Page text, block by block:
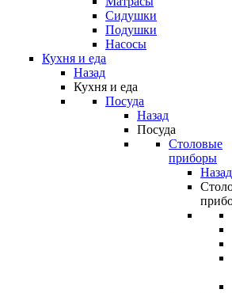
Сидушки
Подушки
Насосы
Кухня и еда
Назад
Кухня и еда
Посуда
Назад
Посуда
Столовые
приборы
Назад